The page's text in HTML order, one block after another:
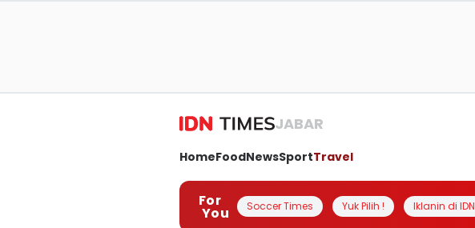
JABAR
HomeFoodNewsSportTravel
For
You Soccer Times Yuk Pilih ! Iklanin di IDN